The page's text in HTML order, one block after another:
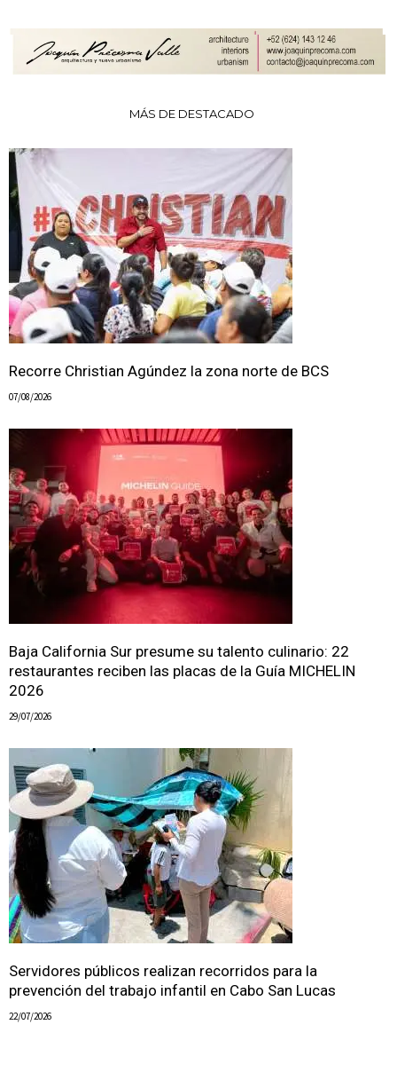
MÁS DE DESTACADO
Recorre Christian Agúndez la zona norte de BCS
07/08/2026
Baja California Sur presume su talento culinario: 22
restaurantes reciben las placas de la Guía MICHELIN
2026
29/07/2026
Servidores públicos realizan recorridos para la
prevención del trabajo infantil en Cabo San Lucas
22/07/2026